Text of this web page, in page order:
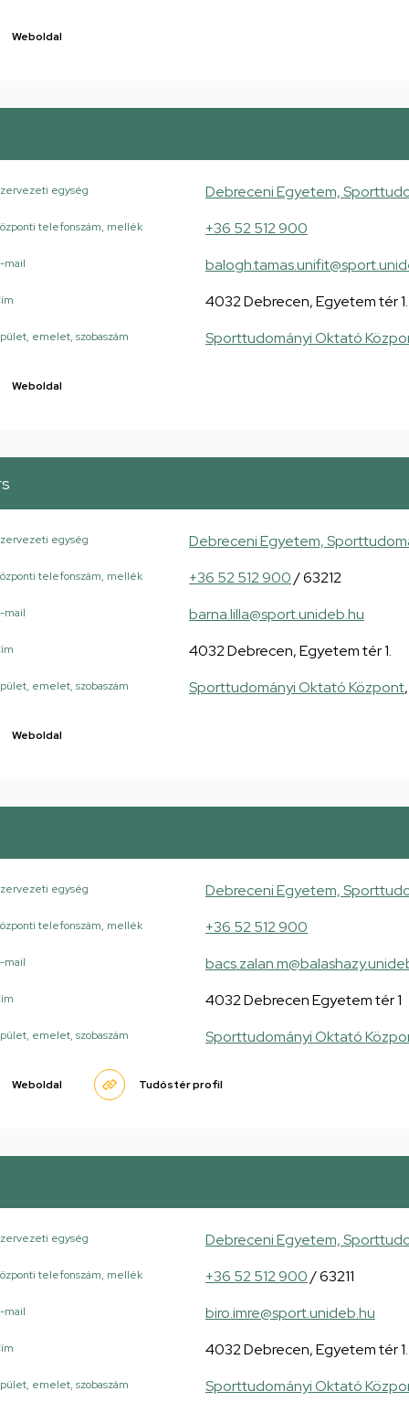
Weboldal
egység Debreceni Egyetem,
telefonszám, mellék +36 52 512 900
mail
4032 Debrecen, Egyetem tér 1.
emelet, szobaszám Sporttudományi Oktató
Weboldal
egység Debreceni Egyetem,
telefonszám, mellék +36 52 512 900/ 63212
mail barna.lilla@sport.unideb.hu
4032 Debrecen, Egyetem tér 1.
emelet, szobaszám Sporttudományi Oktató Központ
Weboldal
egység Debreceni Egyetem,
telefonszám, mellék +36 52 512 900
mail
4032 Debrecen Egyetem tér 1
emelet, szobaszám Sporttudományi Oktató
Weboldal Tudóstér profil
egység Debreceni Egyetem,
telefonszám, mellék +36 52 512 900/ 63211
mail biro.imre@sport.unideb.hu
4032 Debrecen, Egyetem tér 1.
emelet, szobaszám Sporttudományi Oktató